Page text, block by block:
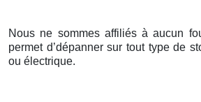
Nous ne sommes affiliés à aucun
permet d’dépanner sur tout type de
ou électrique.